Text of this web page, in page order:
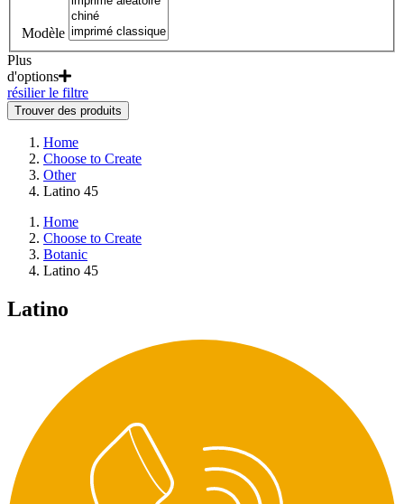
Modèle
Plus
d'options
résilier le filtre
Trouver des produits
Home
Choose to Create
Other
Latino 45
Home
Choose to Create
Botanic
Latino 45
Latino